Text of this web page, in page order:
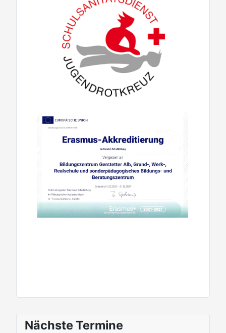
Nächste Termine